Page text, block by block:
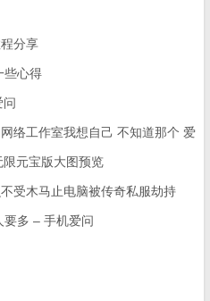
分享
些心得
问
络工作室我想自己 不知道那个 爱
元宝版大图预览
受木马止电脑被传奇私服劫持
多 – 手机爱问